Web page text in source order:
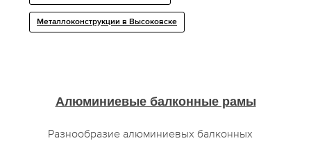
Металлоконструкции в Высоковске
Алюминиевые балконные рамы
Разнообразие алюминиевых балконных